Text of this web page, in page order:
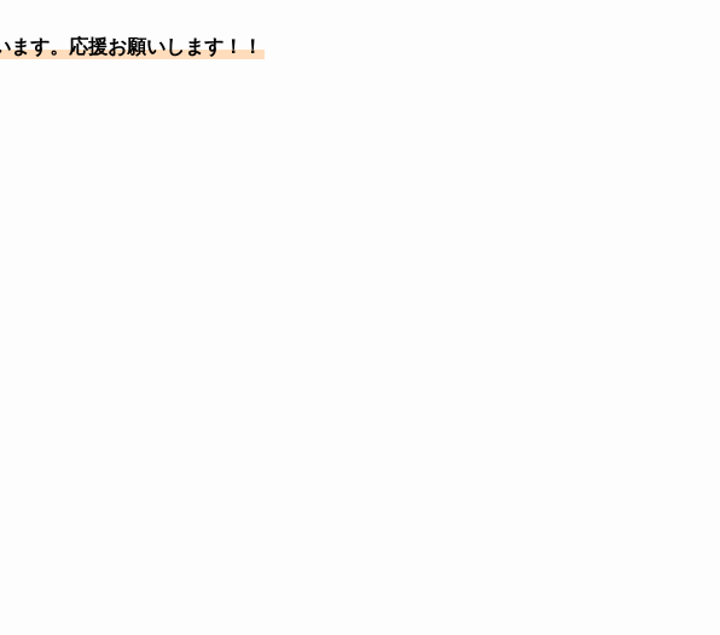
す。応援お願いします！！